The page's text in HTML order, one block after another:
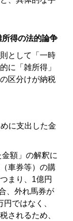
得の法的論争
として「一時
に「雑所得」
区分けが納税
に支出した金
額」の解釈に
車券等）の購
まり、1億円
、外れ馬券が
ではなく、
されるため、